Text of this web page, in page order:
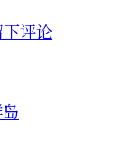
下评论